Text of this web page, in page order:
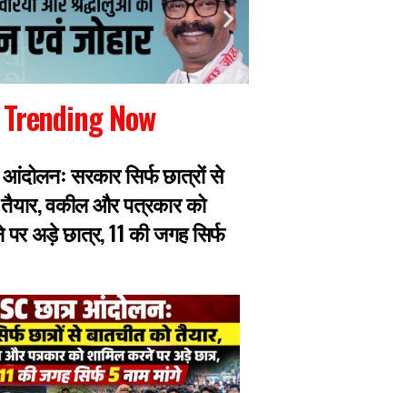
Trending Now
आंदोलनः सरकार सिर्फ छात्रों से
वकील और पत्रकार को
अड़े छात्र, 11 की जगह सिर्फ